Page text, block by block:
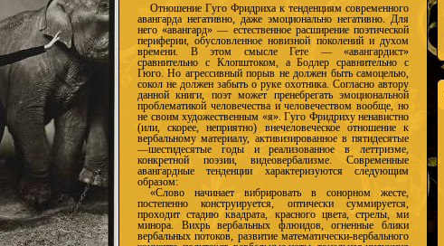
Отношение Гуго Фридриха к тенденциям современного
авангарда негативно, даже эмоционально негативно. Для
него «авангард» — естественное расширение поэтической
периферии, обусловленное новизной поколений и духом
времени. В этом смысле Гете — «авангардист»
сравнительно с Клопштоком, а Бодлер сравнительно с
Гюго. Но агрессивный порыв не должен быть самоцелью,
сокол не должен забыть о руке охотника. Согласно автору
данной книги, поэт может пренебрегать эмоциональной
проблематикой человечества и человечеством вообще, но
не своим художественным «я». Гуго Фридриху ненавистно
(или, скорее, неприятно) внечеловеческое отношение к
вербальному материалу, активизированное в пятидесятые
—шестидесятые годы и реализованное в леттризме,
конкретной поэзии, видеовербализме. Современные
авангардные тенденции характеризуются следующим
образом:
«Слово начинает вибрировать в сонорном жесте,
постепенно конструируется, оптически суммируется,
проходит стадию квадрата, красного цвета, стрелы, ми
минора. Вихрь вербальных флюидов, огненные блики
вербальных потоков, развитие математически-вербального